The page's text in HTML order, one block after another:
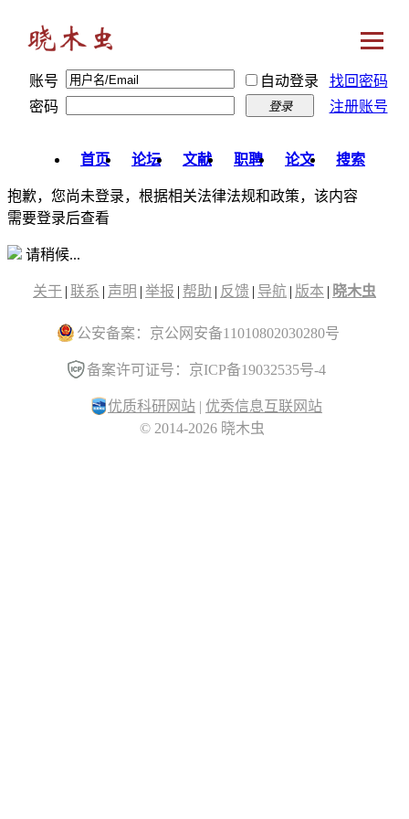
账号 自动登录
找回密码
密码
登录 注册账号
首页 论坛 文献 职聘 论文 搜索
抱歉，您尚未登录，根据相关法律法规和政策，该内容
需要登录后查看
请稍候...
关于 | 联系 | 声明 | 举报 | 帮助 | 反馈 | 导航 | 版本 | 晓木虫
公安备案：京公网安备11010802030280号
备案许可证号：京ICP备19032535号-4
优质科研网站 | 优秀信息互联网站
© 2014-2026 晓木虫